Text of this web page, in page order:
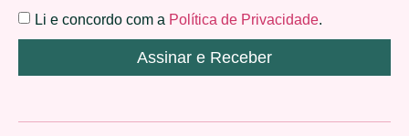
Li e concordo com a Política de Privacidade
Assinar e Receber